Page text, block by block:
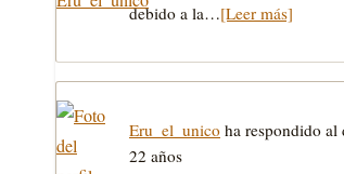
debido a la…[Leer más]
Eru_el_unico ha respondido al
22 años